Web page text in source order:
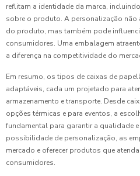
reflitam a identidade da marca,
sobre o produto. A personalização não
do produto, mas também pode
consumidores. Uma embalagem
a diferença na competitividade do
Em resumo, os tipos de caixas de
adaptáveis, cada um projetado para
armazenamento e transporte. Desde
opções térmicas e para eventos, a
fundamental para garantir a qualidade
possibilidade de personalização, as
mercado e oferecer produtos que
consumidores.